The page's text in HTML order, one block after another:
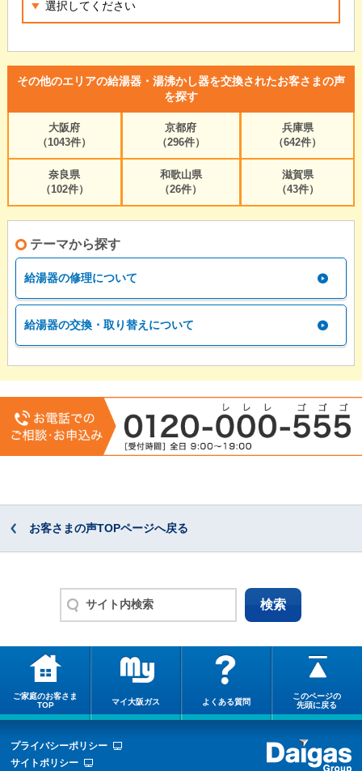
その他のエリアの給湯器・湯沸かし器を交換されたお客さまの声
を探す
大阪府
（1043件）
京都府
（296件）
兵庫県
（642件）
奈良県
（102件）
和歌山県
（26件）
滋賀県
（43件）
テーマから探す
給湯器の修理について
給湯器の交換・取り替えについて
お客さまの声TOPページへ戻る
ご家庭のお客さま
TOP
マイ大阪ガス よくある質問
このページの
先頭に戻る
プライバシーポリシー
サイトポリシー